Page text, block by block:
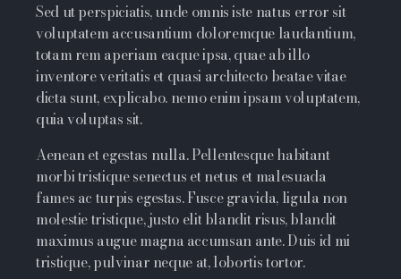
Sed ut perspiciatis, unde omnis iste natus error sit
voluptatem accusantium doloremque laudantium,
totam rem aperiam eaque ipsa, quae ab illo
inventore veritatis et quasi architecto beatae vitae
dicta sunt, explicabo. nemo enim ipsam voluptatem,
quia voluptas sit.
Aenean et egestas nulla. Pellentesque habitant
morbi tristique senectus et netus et malesuada
fames ac turpis egestas. Fusce gravida, ligula non
molestie tristique, justo elit blandit risus, blandit
maximus augue magna accumsan ante. Duis id mi
tristique, pulvinar neque at, lobortis tortor.